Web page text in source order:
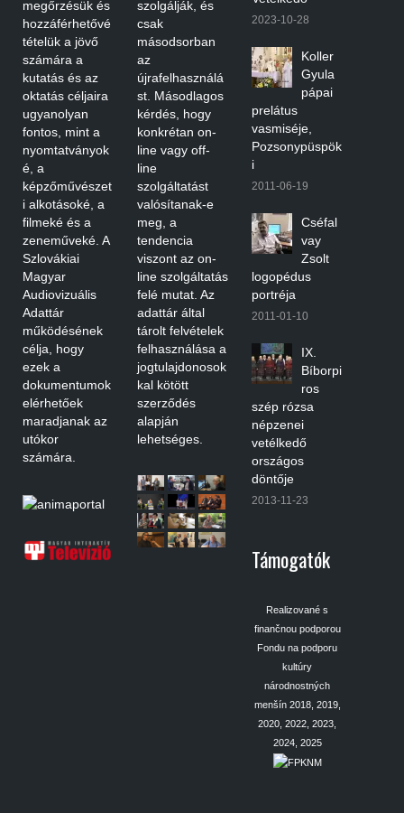
megőrzésük és
hozzáférhetővé
tételük a jövő
számára a
kutatás és az
oktatás céljaira
ugyanolyan
fontos, mint a
nyomtatványok
é, a
képzőművészet
i alkotásoké, a
filmeké és a
zeneműveké. A
Szlovákiai
Magyar
Audiovizuális
Adattár
működésének
célja, hogy
ezek a
dokumentumok
elérhetőek
maradjanak az
utókor
számára.
szolgálják, és
csak
másodsorban
az
újrafelhasználá
st. Másodlagos
kérdés, hogy
konkrétan on-
line vagy off-
line
szolgáltatást
valósítanak-e
meg, a
tendencia
viszont az on-
line szolgáltatás
felé mutat. Az
adattár által
tárolt felvételek
felhasználása a
jogtulajdonosok
kal kötött
szerződés
alapján
lehetséges.
2023-10-28
Koller
Gyula
pápai
prelátus
vasmiséje,
Pozsonypüspök
i
2011-06-19
Cséfal
vay
Zsolt
logopédus
portréja
2011-01-10
IX.
Bíborpi
ros
szép rózsa
népzenei
vetélkedő
országos
döntője
2013-11-23
Támogatók
Realizované s
finančnou podporou
Fondu na podporu
kultúry
národnostných
menšín 2018, 2019,
2020, 2022, 2023,
2024, 2025